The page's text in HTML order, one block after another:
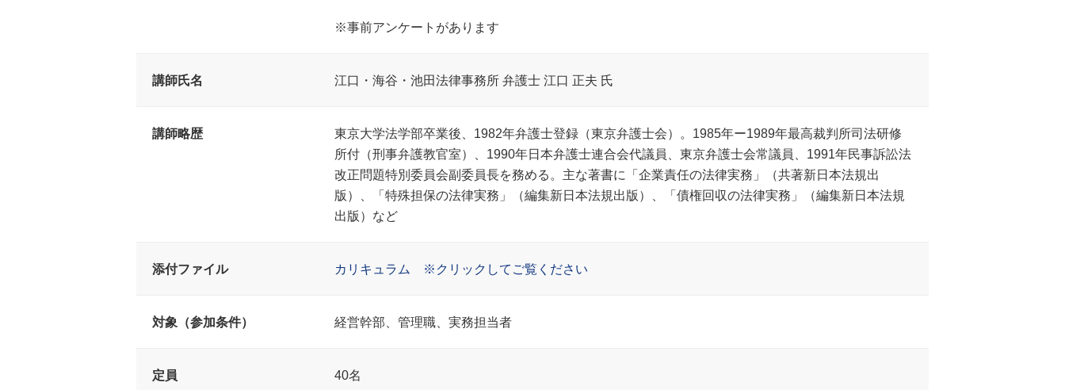
※事前アンケートがあります
講師氏名 江口・海谷・池田法律事務所 弁護士 江口 正夫 氏
講師略歴
東京大学法学部卒業後、1982年弁護士登録（東京弁護士会）。1985年ー1989年最高裁判所司法研修
所付（刑事弁護教官室）、1990年日本弁護士連合会代議員、東京弁護士会常議員、1991年民事訴訟法
改正問題特別委員会副委員長を務める。主な著書に「企業責任の法律実務」（共著新日本法規出
版）、「特殊担保の法律実務」（編集新日本法規出版）、「債権回収の法律実務」（編集新日本法規
出版）など
添付ファイル カリキュラム ※クリックしてご覧ください
対象（参加条件） 経営幹部、管理職、実務担当者
定員 40名